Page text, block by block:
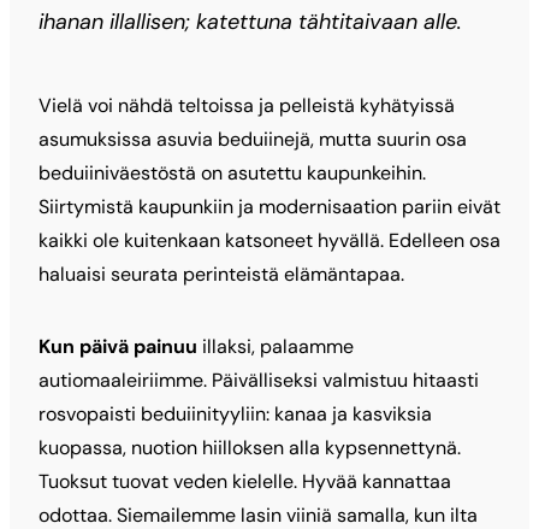
ihanan illallisen; katettuna tähtitaivaan alle.
Vielä voi nähdä teltoissa ja pelleistä kyhätyissä
asumuksissa asuvia beduiinejä, mutta suurin osa
beduiiniväestöstä on asutettu kaupunkeihin.
Siirtymistä kaupunkiin ja modernisaation pariin eivät
kaikki ole kuitenkaan katsoneet hyvällä. Edelleen osa
haluaisi seurata perinteistä elämäntapaa.
Kun päivä painuu illaksi, palaamme
autiomaaleiriimme. Päivälliseksi valmistuu hitaasti
rosvopaisti beduiinityyliin: kanaa ja kasviksia
kuopassa, nuotion hiilloksen alla kypsennettynä.
Tuoksut tuovat veden kielelle. Hyvää kannattaa
odottaa. Siemailemme lasin viiniä samalla, kun ilta